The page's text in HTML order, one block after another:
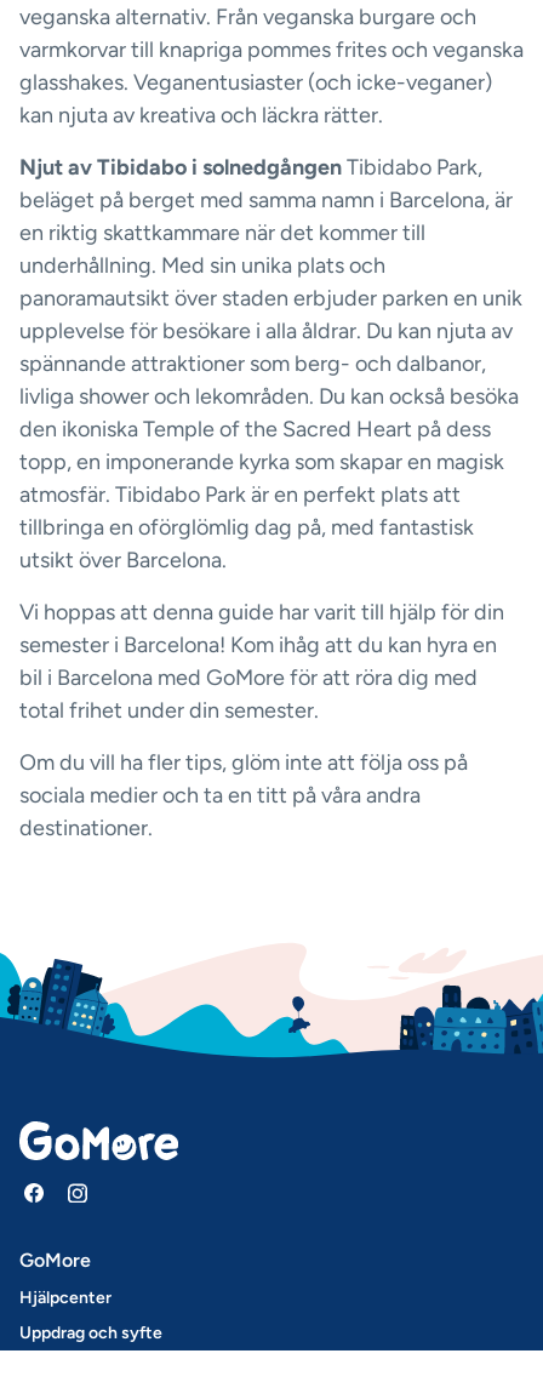
veganska alternativ. Från veganska burgare och
varmkorvar till knapriga pommes frites och veganska
glasshakes. Veganentusiaster (och icke-veganer)
kan njuta av kreativa och läckra rätter.
Njut av Tibidabo i solnedgångenTibidabo Park,
beläget på berget med samma namn i Barcelona, är
en riktig skattkammare när det kommer till
underhållning. Med sin unika plats och
panoramautsikt över staden erbjuder parken en unik
upplevelse för besökare i alla åldrar. Du kan njuta av
spännande attraktioner som berg- och dalbanor,
livliga shower och lekområden. Du kan också besöka
den ikoniska Temple of the Sacred Heart på dess
topp, en imponerande kyrka som skapar en magisk
atmosfär. Tibidabo Park är en perfekt plats att
tillbringa en oförglömlig dag på, med fantastisk
utsikt över Barcelona.
Vi hoppas att denna guide har varit till hjälp för din
semester i Barcelona! Kom ihåg att du kan hyra en
bil i Barcelona med GoMore för att röra dig med
total frihet under din semester.
Om du vill ha fler tips, glöm inte att följa oss på
sociala medier och ta en titt på våra andra
destinationer.
GoMore
Hjälpcenter
Uppdrag och syfte